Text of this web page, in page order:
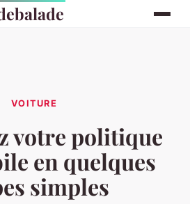
VOITURE
votre politique
en quelques
simples